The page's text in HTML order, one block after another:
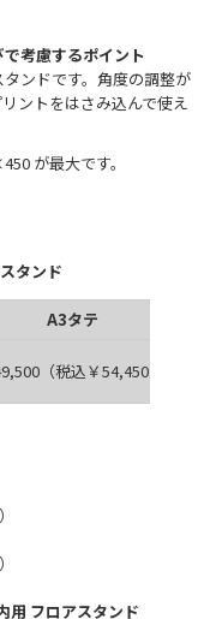
考慮するポイント
ンドです。角度の調整が
ントをはさみ込んで使え
が最大です。
タンド
A3タテ
（税込￥54,450）
用 フロアスタンド